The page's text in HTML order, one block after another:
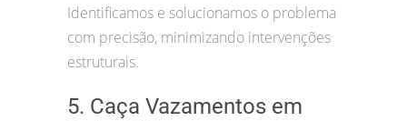
Identificamos e solucionamos o problema
com precisão, minimizando intervenções
estruturais.
5. Caça Vazamentos em